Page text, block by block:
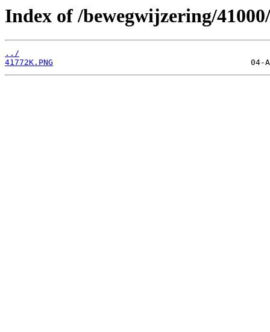
Index of /bewegwijzering/
../
41772K.PNG